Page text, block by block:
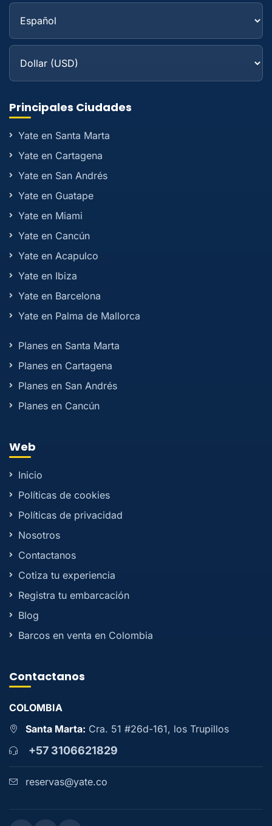
Principales Ciudades
Yate en Santa Marta
Yate en Cartagena
Yate en San Andrés
Yate en Guatape
Yate en Miami
Yate en Cancún
Yate en Acapulco
Yate en Ibiza
Yate en Barcelona
Yate en Palma de Mallorca
Planes en Santa Marta
Planes en Cartagena
Planes en San Andrés
Planes en Cancún
Web
Inicio
Políticas de cookies
Políticas de privacidad
Nosotros
Contactanos
Cotiza tu experiencia
Registra tu embarcación
Blog
Barcos en venta en Colombia
Contactanos
COLOMBIA
Santa Marta: Cra. 51 #26d-161, los Trupillos
+57 3106621829
reservas@yate.co